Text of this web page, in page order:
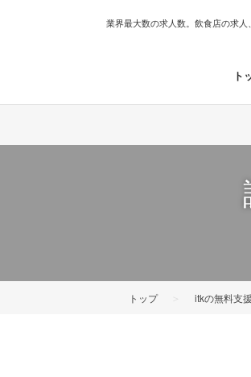
業界最大数の求人数。飲食店の求
ト
トップ itkの無料支